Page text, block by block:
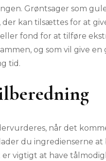
Grøntsager som
kan tilsættes for at
fond for at tilføre
og som vil give en
tid.
når det
du ingredienserne at
er vigtigt at have